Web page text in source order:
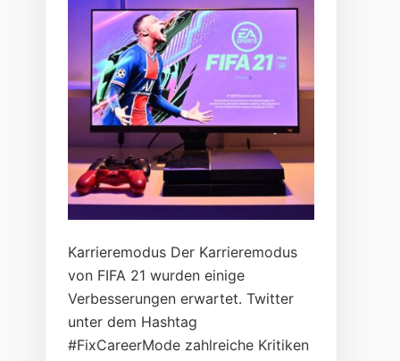
Karrieremodus Der Karrieremodus
von FIFA 21 wurden einige
Verbesserungen erwartet. Twitter
unter dem Hashtag
#FixCareerMode zahlreiche Kritiken